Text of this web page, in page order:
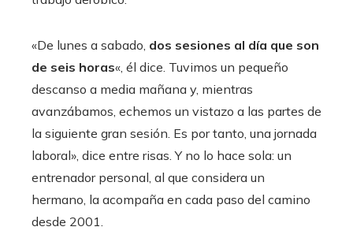
«De lunes a sabado, dos sesiones al día que son
de seis horas«, él dice. Tuvimos un pequeño
descanso a media mañana y, mientras
avanzábamos, echemos un vistazo a las partes de
la siguiente gran sesión. Es por tanto, una jornada
laboral», dice entre risas. Y no lo hace sola: un
entrenador personal, al que considera un
hermano, la acompaña en cada paso del camino
desde 2001.